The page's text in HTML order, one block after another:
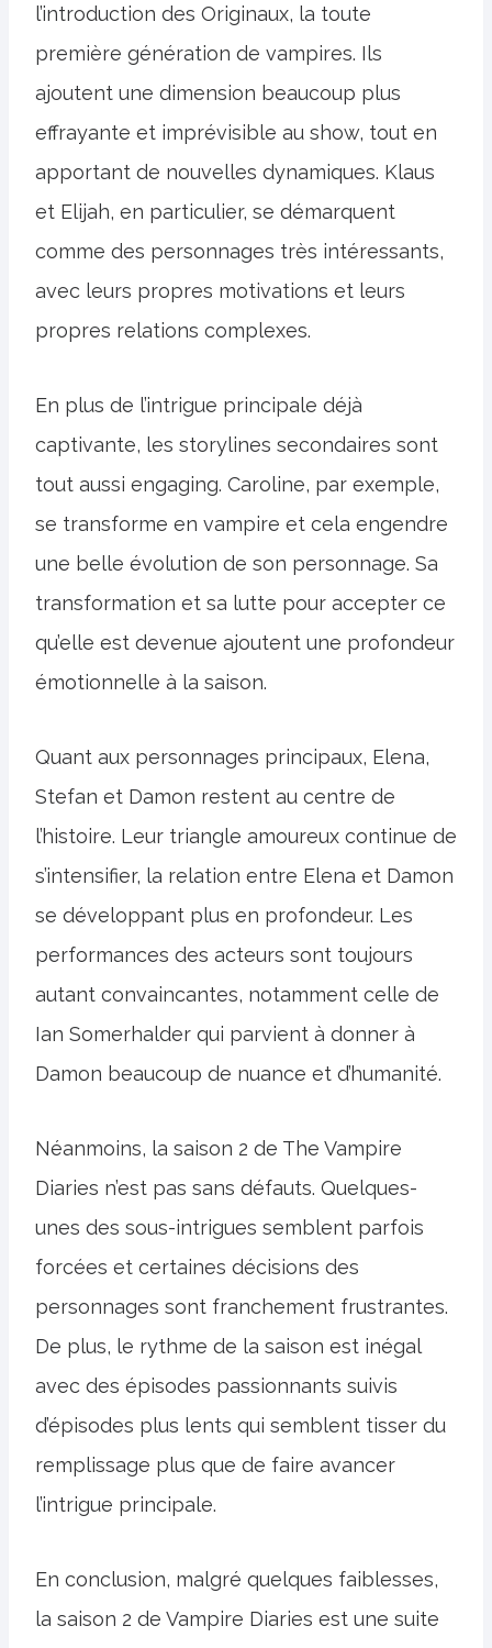
l’introduction des Originaux, la toute
première génération de vampires. Ils
ajoutent une dimension beaucoup plus
effrayante et imprévisible au show, tout en
apportant de nouvelles dynamiques. Klaus
et Elijah, en particulier, se démarquent
comme des personnages très intéressants,
avec leurs propres motivations et leurs
propres relations complexes.
En plus de l’intrigue principale déjà
captivante, les storylines secondaires sont
tout aussi engaging. Caroline, par exemple,
se transforme en vampire et cela engendre
une belle évolution de son personnage. Sa
transformation et sa lutte pour accepter ce
qu’elle est devenue ajoutent une profondeur
émotionnelle à la saison.
Quant aux personnages principaux, Elena,
Stefan et Damon restent au centre de
l’histoire. Leur triangle amoureux continue de
s’intensifier, la relation entre Elena et Damon
se développant plus en profondeur. Les
performances des acteurs sont toujours
autant convaincantes, notamment celle de
Ian Somerhalder qui parvient à donner à
Damon beaucoup de nuance et d’humanité.
Néanmoins, la saison 2 de The Vampire
Diaries n’est pas sans défauts. Quelques-
unes des sous-intrigues semblent parfois
forcées et certaines décisions des
personnages sont franchement frustrantes.
De plus, le rythme de la saison est inégal
avec des épisodes passionnants suivis
d’épisodes plus lents qui semblent tisser du
remplissage plus que de faire avancer
l’intrigue principale.
En conclusion, malgré quelques faiblesses,
la saison 2 de Vampire Diaries est une suite